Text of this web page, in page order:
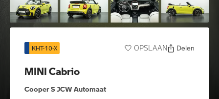
KHT-10-X OPSLAAN Delen
MINI Cabrio
Cooper S JCW Automaat